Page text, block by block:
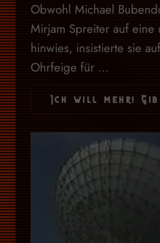
Obwohl Michael
Mirjam Spreiter auf eine
hinwies, insistierte sie
Ohrfeige für ...
Ich will mehr!